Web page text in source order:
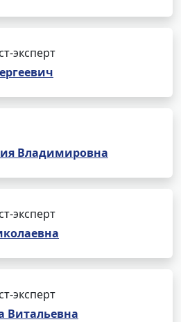
эксперт
Владимировна
эксперт
эксперт
Витальевна